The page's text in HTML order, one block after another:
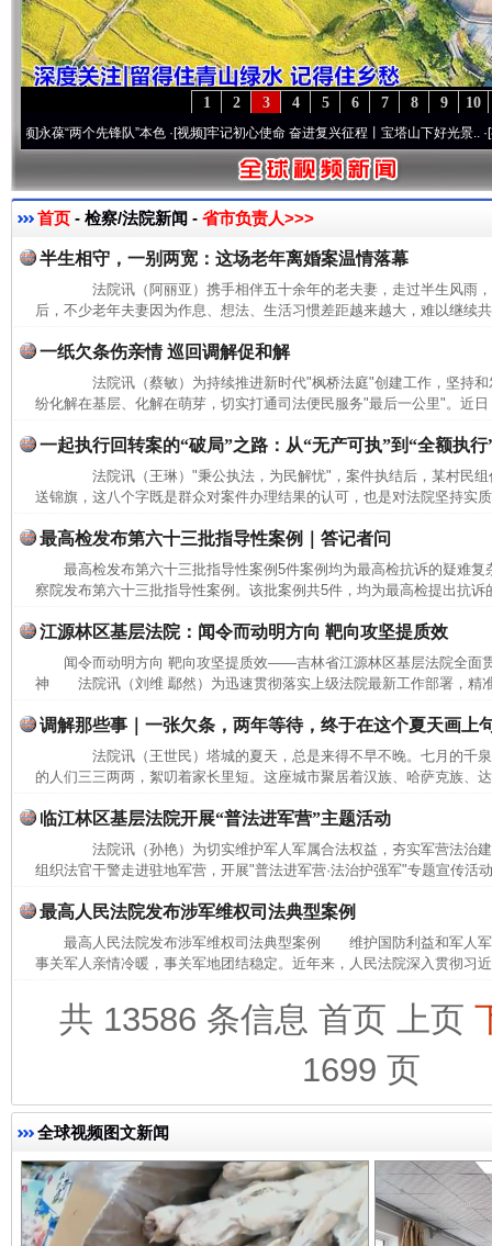
10
9
8
7
6
5
4
3
2
1
“两个先锋队”本色·[视频]牢记初心使命 奋进复兴征程丨宝塔山下好光景..·[视频]因
首页 - 检察/法院新闻 - 省市负责人>>>
半生相守，一别两宽：这场老年离婚案温情落幕
法院讯（阿丽亚）携手相伴五十余年的老夫妻，走过半生风雨
后，不少老年夫妻因为作息、想法、生活习惯差距越来越大，难以继续
一纸欠条伤亲情 巡回调解促和解
法院讯（蔡敏）为持续推进新时代"枫桥法庭"创建工作，坚持和
纷化解在基层、化解在萌芽，切实打通司法便民服务"最后一公里"。近
一起执行回转案的“破局”之路：从“无产可执”到“全额执行
法院讯（王琳）"秉公执法，为民解忧"，案件执结后，某村民组
送锦旗，这八个字既是群众对案件办理结果的认可，也是对法院坚持实
最高检发布第六十三批指导性案例｜答记者问
最高检发布第六十三批指导性案例5件案例均为最高检抗诉的疑
察院发布第六十三批指导性案例。该批案例共5件，均为最高检提出抗诉
江源林区基层法院：闻令而动明方向 靶向攻坚提质效
闻令而动明方向 靶向攻坚提质效——吉林省江源林区基层法院全面
神 法院讯（刘维 鄢然）为迅速贯彻落实上级法院最新工作部署，精
调解那些事｜一张欠条，两年等待，终于在这个夏天画上
法院讯（王世民）塔城的夏天，总是来得不早不晚。七月的千
的人们三三两两，絮叨着家长里短。这座城市聚居着汉族、哈萨克族、
临江林区基层法院开展“普法进军营”主题活动
法院讯（孙艳）为切实维护军人军属合法权益，夯实军营法治
组织法官干警走进驻地军营，开展"普法进军营·法治护强军"专题宣传活
最高人民法院发布涉军维权司法典型案例
最高人民法院发布涉军维权司法典型案例 维护国防利益和军人军
事关军人亲情冷暖，事关军地团结稳定。近年来，人民法院深入贯彻习
共 13586 条信息 首页 上页
1699 页
全球视频图文新闻